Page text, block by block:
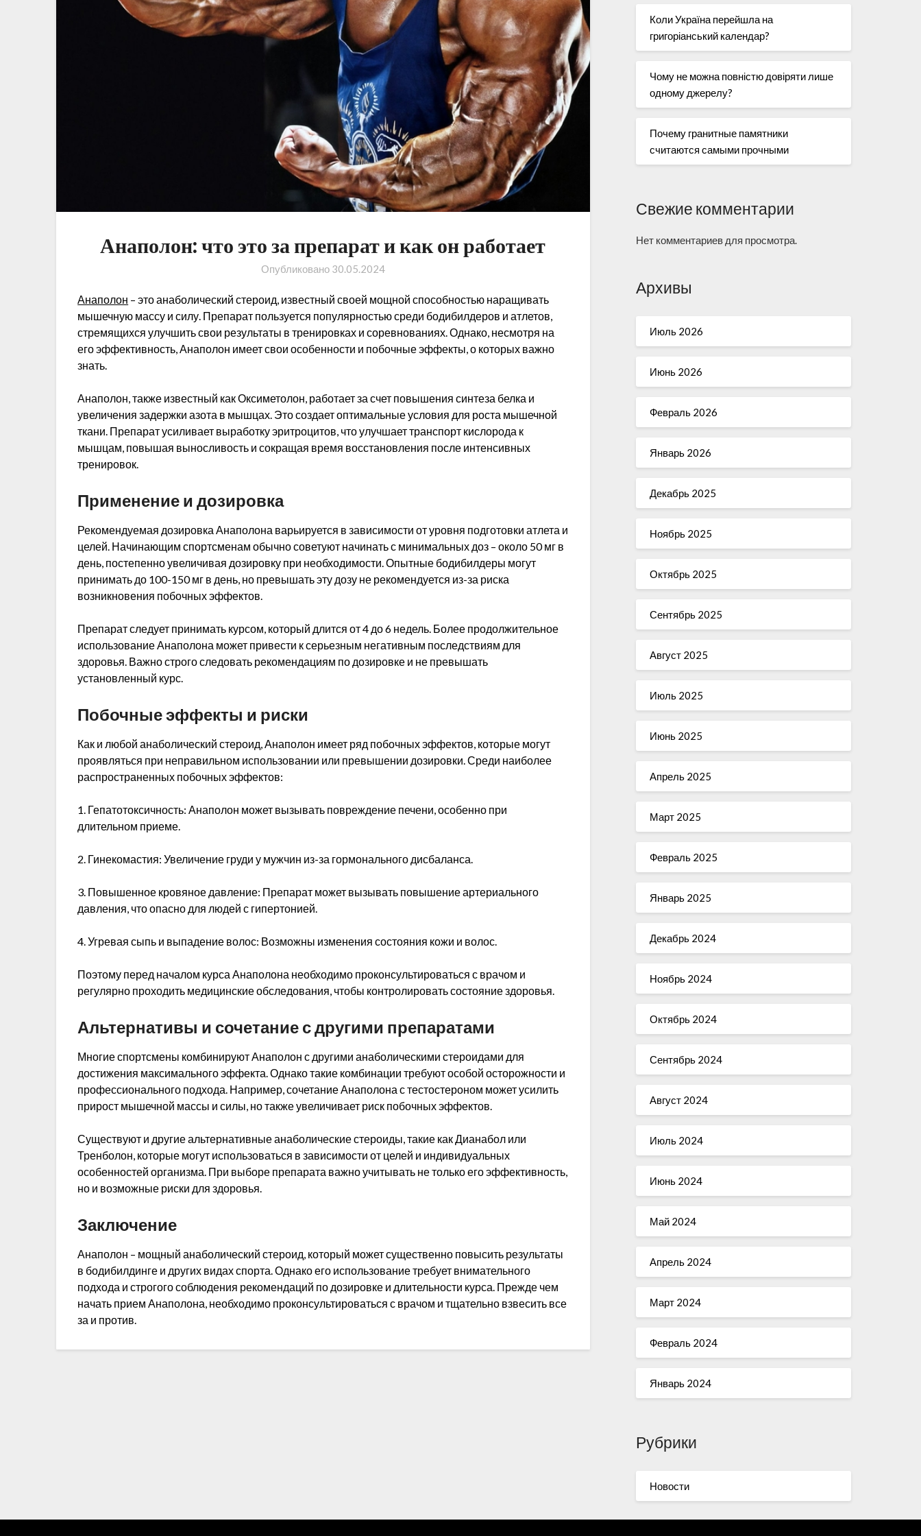
Анаполон: что это за препарат и как он работает
Опубликовано 30.05.2024
Анаполон – это анаболический стероид, известный своей мощной способностью наращивать
мышечную массу и силу. Препарат пользуется популярностью среди бодибилдеров и атлетов,
стремящихся улучшить свои результаты в тренировках и соревнованиях. Однако, несмотря на
его эффективность, Анаполон имеет свои особенности и побочные эффекты, о которых важно
знать.
Анаполон, также известный как Оксиметолон, работает за счет повышения синтеза белка и
увеличения задержки азота в мышцах. Это создает оптимальные условия для роста мышечной
ткани. Препарат усиливает выработку эритроцитов, что улучшает транспорт кислорода к
мышцам, повышая выносливость и сокращая время восстановления после интенсивных
тренировок.
Применение и дозировка
Рекомендуемая дозировка Анаполона варьируется в зависимости от уровня подготовки атлета и
целей. Начинающим спортсменам обычно советуют начинать с минимальных доз – около 50 мг в
день, постепенно увеличивая дозировку при необходимости. Опытные бодибилдеры могут
принимать до 100-150 мг в день, но превышать эту дозу не рекомендуется из-за риска
возникновения побочных эффектов.
Препарат следует принимать курсом, который длится от 4 до 6 недель. Более продолжительное
использование Анаполона может привести к серьезным негативным последствиям для
здоровья. Важно строго следовать рекомендациям по дозировке и не превышать
установленный курс.
Побочные эффекты и риски
Как и любой анаболический стероид, Анаполон имеет ряд побочных эффектов, которые могут
проявляться при неправильном использовании или превышении дозировки. Среди наиболее
распространенных побочных эффектов:
1. Гепатотоксичность: Анаполон может вызывать повреждение печени, особенно при
длительном приеме.
2. Гинекомастия: Увеличение груди у мужчин из-за гормонального дисбаланса.
3. Повышенное кровяное давление: Препарат может вызывать повышение артериального
давления, что опасно для людей с гипертонией.
4. Угревая сыпь и выпадение волос: Возможны изменения состояния кожи и волос.
Поэтому перед началом курса Анаполона необходимо проконсультироваться с врачом и
регулярно проходить медицинские обследования, чтобы контролировать состояние здоровья.
Альтернативы и сочетание с другими препаратами
Многие спортсмены комбинируют Анаполон с другими анаболическими стероидами для
достижения максимального эффекта. Однако такие комбинации требуют особой осторожности и
профессионального подхода. Например, сочетание Анаполона с тестостероном может усилить
прирост мышечной массы и силы, но также увеличивает риск побочных эффектов.
Существуют и другие альтернативные анаболические стероиды, такие как Дианабол или
Тренболон, которые могут использоваться в зависимости от целей и индивидуальных
особенностей организма. При выборе препарата важно учитывать не только его эффективность,
но и возможные риски для здоровья.
Заключение
Анаполон – мощный анаболический стероид, который может существенно повысить результаты
в бодибилдинге и других видах спорта. Однако его использование требует внимательного
подхода и строгого соблюдения рекомендаций по дозировке и длительности курса. Прежде чем
начать прием Анаполона, необходимо проконсультироваться с врачом и тщательно взвесить все
за и против.
Коли Україна перейшла на
григоріанський календар?
Чому не можна повністю довіряти лише
одному джерелу?
Почему гранитные памятники
считаются самыми прочными
Свежие комментарии
Нет комментариев для просмотра.
Архивы
Июль 2026
Июнь 2026
Февраль 2026
Январь 2026
Декабрь 2025
Ноябрь 2025
Октябрь 2025
Сентябрь 2025
Август 2025
Июль 2025
Июнь 2025
Апрель 2025
Март 2025
Февраль 2025
Январь 2025
Декабрь 2024
Ноябрь 2024
Октябрь 2024
Сентябрь 2024
Август 2024
Июль 2024
Июнь 2024
Май 2024
Апрель 2024
Март 2024
Февраль 2024
Январь 2024
Рубрики
Новости